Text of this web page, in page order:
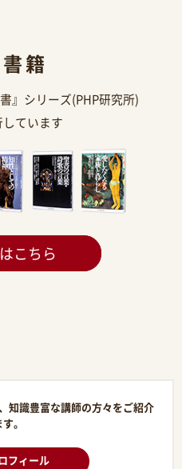
籍
』シリーズ(PHP研究所)
ています
こちら
知識豊富な講師の方々をご紹介
。
フィール